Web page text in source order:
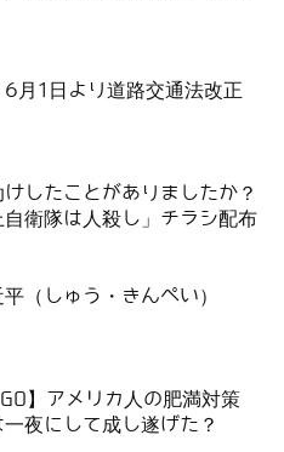
6月1日より道路交通法改正
したことがありましたか？
衛隊は人殺し」チラシ配布
（しゅう・きんぺい）
】アメリカ人の肥満対策
夜にして成し遂げた？